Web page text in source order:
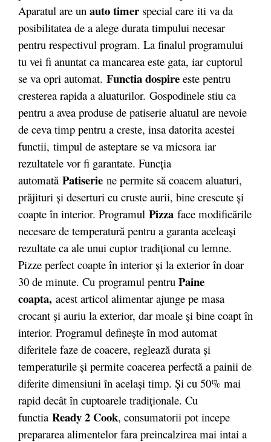
Aparatul are un auto timer special care iti va da
posibilitatea de a alege durata timpului necesar
pentru respectivul program. La finalul programului
tu vei fi anuntat ca mancarea este gata, iar cuptorul
se va opri automat. Functia dospire este pentru
cresterea rapida a aluaturilor. Gospodinele stiu ca
pentru a avea produse de patiserie aluatul are nevoie
de ceva timp pentru a creste, insa datorita acestei
functii, timpul de asteptare se va micsora iar
rezultatele vor fi garantate. Funcţia
automată Patiserie ne permite să coacem aluaturi,
prăjituri şi deserturi cu cruste aurii, bine crescute şi
coapte în interior. Programul Pizza face modificările
necesare de temperatură pentru a garanta aceleaşi
rezultate ca ale unui cuptor tradiţional cu lemne.
Pizze perfect coapte în interior şi la exterior în doar
30 de minute. Cu programul pentru Paine
coapta, acest articol alimentar ajunge pe masa
crocant şi auriu la exterior, dar moale şi bine coapt în
interior. Programul defineşte în mod automat
diferitele faze de coacere, reglează durata şi
temperaturile şi permite coacerea perfectă a painii de
diferite dimensiuni în acelaşi timp. Şi cu 50% mai
rapid decât în cuptoarele tradiţionale. Cu
functia Ready 2 Cook, consumatorii pot incepe
prepararea alimentelor fara preincalzirea mai intai a